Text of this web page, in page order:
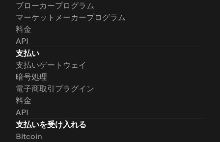
ブローカープログラム
マーケットメーカープログラム
料金
API
支払い
支払いゲートウェイ
暗号処理
電子商取引プラグイン
料金
API
支払いを受け入れる
Bitcoin